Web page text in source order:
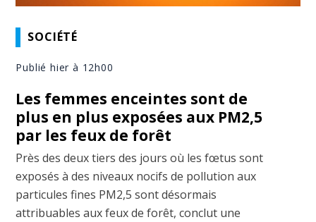
SOCIÉTÉ
Publié hier à 12h00
Les femmes enceintes sont de
plus en plus exposées aux PM2,5
par les feux de forêt
Près des deux tiers des jours où les fœtus sont
exposés à des niveaux nocifs de pollution aux
particules fines PM2,5 sont désormais
attribuables aux feux de forêt, conclut une